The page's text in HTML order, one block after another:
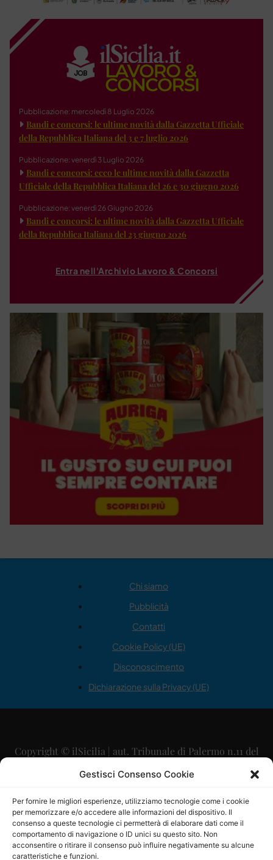
Gestisci Consenso Cookie
Per fornire le migliori esperienze, utilizziamo tecnologie come i cookie
per memorizzare e/o accedere alle informazioni del dispositivo. Il
consenso a queste tecnologie ci permetterà di elaborare dati come il
comportamento di navigazione o ID unici su questo sito. Non
acconsentire o ritirare il consenso può influire negativamente su alcune
caratteristiche e funzioni.
Pubblicazione: mercoledì 8 Luglio 2026
Bandi e concorsi: le ultime novità dalla Gazzetta Ufficiale
della Repubblica Italiana del 3 e 7 luglio 2026
Pubblicazione: venerdì 3 Luglio 2026
Bandi e concorsi: ecco le ultime novità dalla Gazzetta
Ufficiale della Repubblica Italiana del 26 e 30 giugno 2026
Pubblicazione: venerdì 26 Giugno 2026
Bandi e concorsi: le ultime novità dalla Gazzetta Ufficiale
della Repubblica Italiana del 23 giugno 2026
Entra nell'Archivio Lavoro & Concorsi
Chi siamo
Pubblicità
Contatti
Cookie Policy (UE)
Disconoscimento
Dichiarazione sulla Privacy (UE)
Copyright © ilSicilia | aut. Tribunale di Palermo n.11 del
29/09/2015
Direttore Editoriale: Maurizio Scaglione
Direttore Responsabile: Maria Calabrese